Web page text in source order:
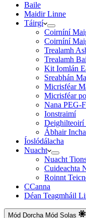
Baile
Maidir Linne
Táirgí
Coirníní
Coirníní
Trealamh
Trealamh
Kit Iomlán
Sreabhán
Micrisféar
Micrisféar
Nana PEG-
Ionstraimí
Deighilteoirí
Ábhair
Íoslódálacha
Nuacht
Nuacht
Cuideachta
Roinnt
CCanna
Déan Teagmháil
Mód Dorcha Mód Solas